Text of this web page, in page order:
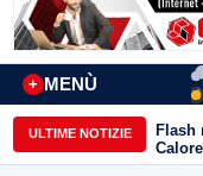
MENÙ
+
ULTIME NOTIZIE
Flash